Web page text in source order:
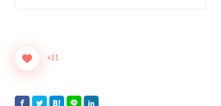
+11